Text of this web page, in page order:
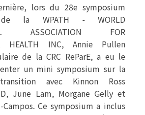
lors du 28e symposium
de la WPATH - WORLD
ASSOCIATION FOR
HEALTH INC, Annie Pullen
de la CRC ReParE, a eu le
un mini symposium sur la
avec Kinnon Ross
June Lam, Morgane Gelly et
Campos. Ce symposium a inclus